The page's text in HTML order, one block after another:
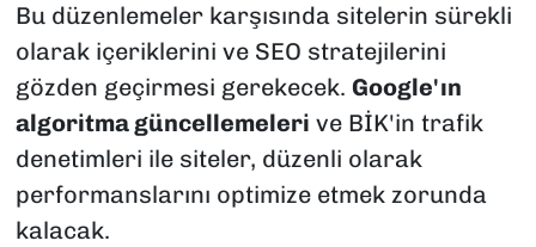
Bu düzenlemeler karşısında sitelerin sürekli
olarak içeriklerini ve SEO stratejilerini
gözden geçirmesi gerekecek. Google'ın
algoritma güncellemeleri ve BİK'in trafik
denetimleri ile siteler, düzenli olarak
performanslarını optimize etmek zorunda
kalacak.